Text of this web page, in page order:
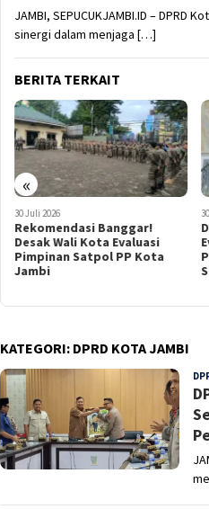
JAMBI, SEPUCUKJAMBI.ID –
sinergi dalam menjaga […]
BERITA TERKAIT
«
30 Juli 2026
Rekomendasi Banggar!
Desak Wali Kota Evaluasi
Pimpinan Satpol PP Kota
Jambi
KATEGORI: DPRD KOTA JAMBI